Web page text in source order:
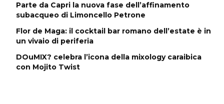
Parte da Capri la nuova fase dell’affinamento
subacqueo di Limoncello Petrone
Flor de Maga: il cocktail bar romano dell’estate è in
un vivaio di periferia
DOuMIX? celebra l’icona della mixology caraibica
con Mojito Twist